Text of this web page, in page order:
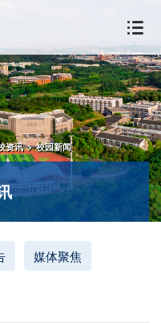
资讯 > 校园新闻
媒体聚焦